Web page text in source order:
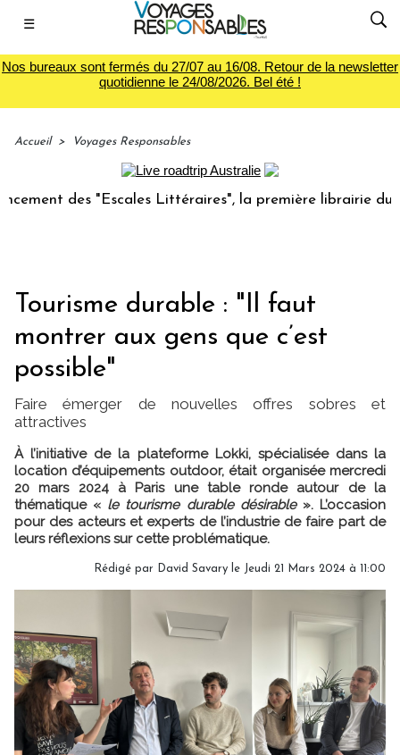
☰
Nos bureaux sont fermés du 27/07 au 16/08. Retour de la newsletter
quotidienne le 24/08/2026. Bel été !
Accueil > Voyages Responsables
des "Escales Littéraires", la première librairie du voyage
Tourisme durable : "Il faut
montrer aux gens que c’est
possible"
Faire émerger de nouvelles offres sobres et
attractives
À l’initiative de la plateforme Lokki, spécialisée dans la
location d’équipements outdoor, était organisée mercredi
20 mars 2024 à Paris une table ronde autour de la
thématique « le tourisme durable désirable». L’occasion
pour des acteurs et experts de l’industrie de faire part de
leurs réflexions sur cette problématique.
Rédigé par David Savary le Jeudi 21 Mars 2024 à 11:00